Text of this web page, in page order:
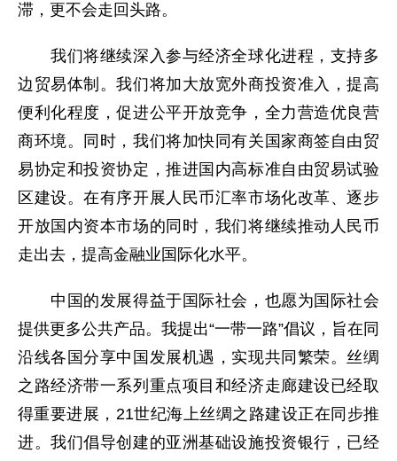
滞，更不会走回头路。
我们将继续深入参与经济全球化进程，支持多
边贸易体制。我们将加大放宽外商投资准入，提高
便利化程度，促进公平开放竞争，全力营造优良营
商环境。同时，我们将加快同有关国家商签自由贸
易协定和投资协定，推进国内高标准自由贸易试验
区建设。在有序开展人民币汇率市场化改革、逐步
开放国内资本市场的同时，我们将继续推动人民币
走出去，提高金融业国际化水平。
中国的发展得益于国际社会，也愿为国际社会
提供更多公共产品。我提出“一带一路”倡议，旨在同
沿线各国分享中国发展机遇，实现共同繁荣。丝绸
之路经济带一系列重点项目和经济走廊建设已经取
得重要进展，21世纪海上丝绸之路建设正在同步推
进。我们倡导创建的亚洲基础设施投资银行，已经